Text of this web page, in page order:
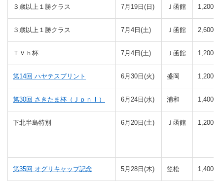
３歳以上１勝クラス 7月19日(日) Ｊ函館 1,200(
３歳以上１勝クラス 7月4日(土) Ｊ函館 2,600(
ＴＶｈ杯 7月4日(土) Ｊ函館 1,200(
第14回 ハヤテスプリント 6月30日(火) 盛岡 1,200(
第30回 さきたま杯（ＪｐｎⅠ） 6月24日(水) 浦和 1,400(
下北半島特別 6月20日(土) Ｊ函館 1,200(
第35回 オグリキャップ記念 5月28日(木) 笠松 1,400(